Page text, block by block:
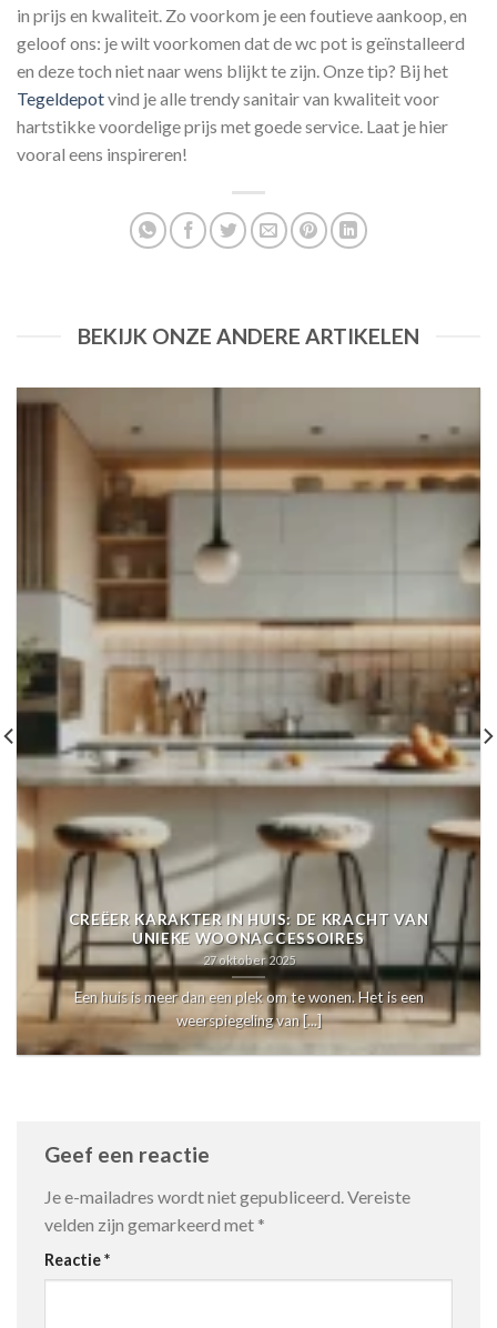
in prijs en kwaliteit. Zo voorkom je een foutieve aankoop, en
geloof ons: je wilt voorkomen dat de wc pot is geïnstalleerd
en deze toch niet naar wens blijkt te zijn. Onze tip? Bij het
Tegeldepotvind je alle trendy sanitair van kwaliteit voor
hartstikke voordelige prijs met goede service. Laat je hier
vooral eens inspireren!
BEKIJK ONZE ANDERE ARTIKELEN
CREËER KARAKTER IN HUIS: DE KRACHT VAN
UNIEKE WOONACCESSOIRES
27 oktober 2025
Een huis is meer dan een plek om te wonen. Het is een
weerspiegeling van [...]
Geef een reactie
Je e-mailadres wordt niet gepubliceerd.Vereiste
velden zijn gemarkeerd met *
Reactie*